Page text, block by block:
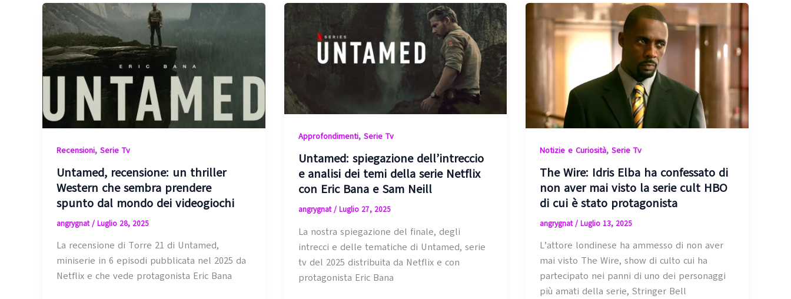
Recensioni, Serie Tv
Untamed, recensione: un thriller
Western che sembra prendere
spunto dal mondo dei videogiochi
angrygnat/ Luglio 28, 2025
La recensione di Torre 21 di Untamed,
miniserie in 6 episodi pubblicata nel 2025 da
Netflix e che vede protagonista Eric Bana
Approfondimenti, Serie Tv
Untamed: spiegazione dell’intreccio
e analisi dei temi della serie Netflix
con Eric Bana e Sam Neill
angrygnat/ Luglio 27, 2025
La nostra spiegazione del finale, degli
intrecci e delle tematiche di Untamed, serie
tv del 2025 distribuita da Netflix e con
protagonista Eric Bana
Notizie e Curiosità,Serie Tv
The Wire: Idris Elba ha confessato di
non aver mai visto la serie cult HBO
di cui è stato protagonista
angrygnat/Luglio 13, 2025
L’attore londinese ha ammesso di non aver
mai visto The Wire, show di culto cui ha
partecipato nei panni di uno dei personaggi
più amati della serie, Stringer Bell